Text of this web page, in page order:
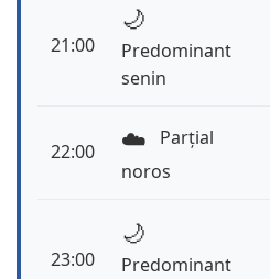
21:00
🌙
Predominant
senin
22:00 ☁️
Parțial
noros
23:00
🌙
Predominant